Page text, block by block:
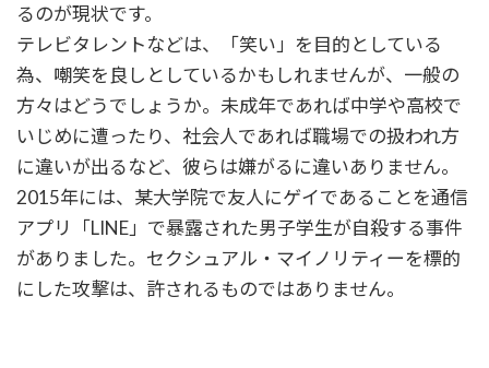
るのが現状です。
テレビタレントなどは、「笑い」を目的としている
為、嘲笑を良しとしているかもしれませんが、一般の
方々はどうでしょうか。未成年であれば中学や高校で
いじめに遭ったり、社会人であれば職場での扱われ方
に違いが出るなど、彼らは嫌がるに違いありません。
2015年には、某大学院で友人にゲイであることを通信
アプリ「LINE」で暴露された男子学生が自殺する事件
がありました。セクシュアル・マイノリティーを標的
にした攻撃は、許されるものではありません。